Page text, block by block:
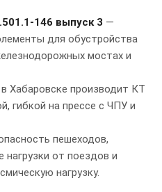
146 выпуск 3 —
для обустройства
мостах и
Хабаровске производит КТ
гибкой на прессе с ЧПУ и
пешеходов,
от поездов и
нагрузку.